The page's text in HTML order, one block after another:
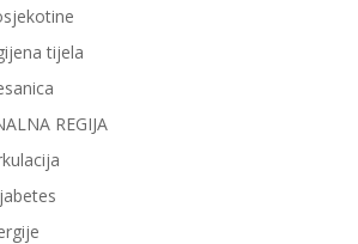
tijela
REGIJA